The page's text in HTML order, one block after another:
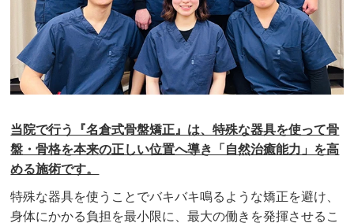
当院で行う『名倉式骨盤矯正』は、特殊な器具を使って骨
盤・骨格を本来の正しい位置へ導き「自然治癒能力」を高
める施術です。
特殊な器具を使うことでバキバキ鳴るような矯正を避け、
身体にかかる負担を最小限に、最大の働きを発揮させるこ